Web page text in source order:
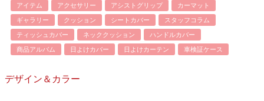
アイテム アクセサリー アシストグリップ
カーマット
ギャラリー
クッション シートカバー
スタッフコラム
ティッシュカバー
ネッククッション
ハンドルカバー
商品アルバム
日よけカバー 日よけカーテン 車検証ケース
デザイン＆カラー